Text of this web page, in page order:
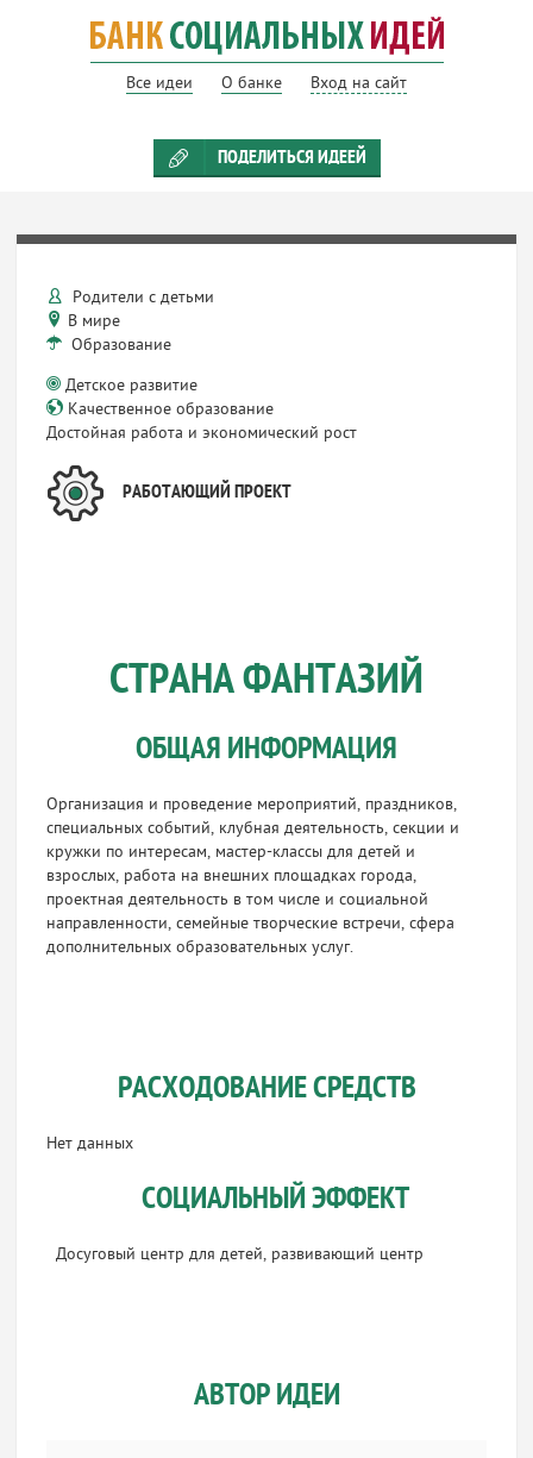
Все идеи О банке Вход на сайт
ПОДЕЛИТЬСЯ ИДЕЕЙ
Родители с детьми
В мире
Образование
Детское развитие
Качественное образование
Достойная работа и экономический рост
РАБОТАЮЩИЙ ПРОЕКТ
СТРАНА ФАНТАЗИЙ
ОБЩАЯ ИНФОРМАЦИЯ
Организация и проведение мероприятий, праздников,
специальных событий, клубная деятельность, секции и
кружки по интересам, мастер-классы для детей и
взрослых, работа на внешних площадках города,
проектная деятельность в том числе и социальной
направленности, семейные творческие встречи, сфера
дополнительных образовательных услуг.
РАСХОДОВАНИЕ СРЕДСТВ
Нет данных
СОЦИАЛЬНЫЙ ЭФФЕКТ
Досуговый центр для детей, развивающий центр
АВТОР ИДЕИ